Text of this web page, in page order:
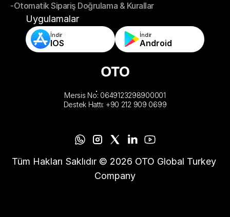
-Mağaza ve Depo Tamamlama Uygulamaları
-Otomatik Sipariş Doğrulama & Kurallar
-Otomatik Sipariş Doğrulama & Kurallar
Uygulamalar
İndir
IOS
İndir
Android
Mersis No: 0649123298900001
Destek Hattı: +90 212 909 0699
Tüm Hakları Saklıdır © 2026 OTO Global Turkey
Company